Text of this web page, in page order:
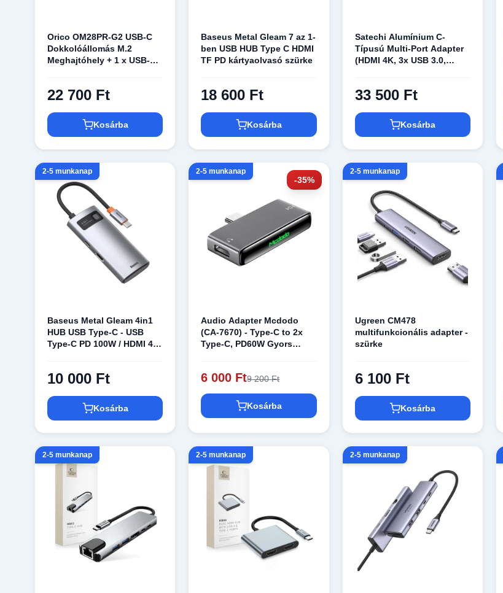
Orico OM28PR-G2 USB-C
Dokkolóállomás M.2
Meghajtóhely + 1 x USB-A
Ethernet - Fekete
22 700 Ft
Kosárba
Baseus Metal Gleam 7 az 1-
ben USB HUB Type C HDMI
TF PD kártyaolvasó szürke
18 600 Ft
Kosárba
Satechi Alumínium C-
Típusú Multi-Port Adapter
(HDMI 4K, 3x USB 3.0,
33 500 Ft
Kosárba
2-5 munkanap
Baseus Metal Gleam 4in1
HUB USB Type-C - USB
Type-C PD 100W / HDMI 4K
CY0G)
10 000 Ft
Kosárba
-35%
2-5 munkanap
Audio Adapter Mcdodo
(CA-7670) - Type-C to 2x
Type-C, PD60W Gyors
Fekete
6 000 Ft9 200 Ft
Kosárba
2-5 munkanap
Ugreen CM478
multifunkcionális adapter -
szürke
6 100 Ft
Kosárba
2-5 munkanap 2-5 munkanap 2-5 munkanap